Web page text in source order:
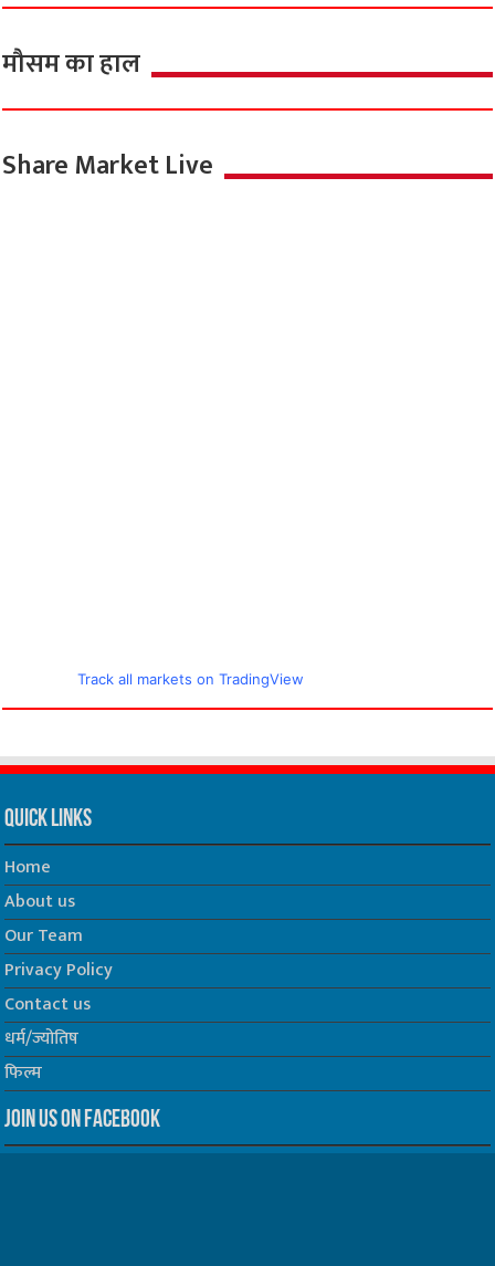
मौसम का हाल
Share Market Live
Track all markets on TradingView
Quick Links
Home
About us
Our Team
Privacy Policy
Contact us
धर्म/ज्योतिष
फिल्म
Join us on Facebook